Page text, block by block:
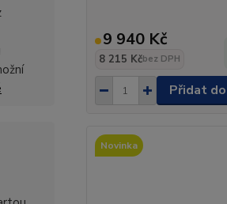
9 940 Kč
8 215 Kčbez DPH
Přidat
Novinka